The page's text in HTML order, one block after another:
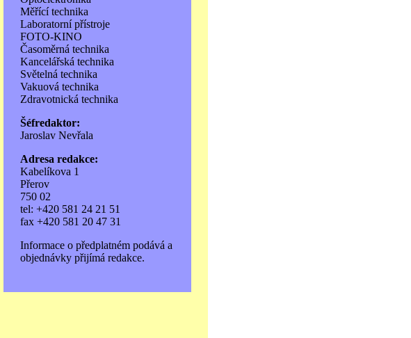
Měřící technika
Laboratorní přístroje
FOTO-KINO
Časoměrná technika
Kancelářská technika
Světelná technika
Vakuová technika
Zdravotnická technika
Šéfredaktor:
Jaroslav Nevřala
Adresa redakce:
Kabelíkova 1
Přerov
750 02
tel: +420 581 24 21 51
fax +420 581 20 47 31
Informace o předplatném podává a
objednávky přijímá redakce.